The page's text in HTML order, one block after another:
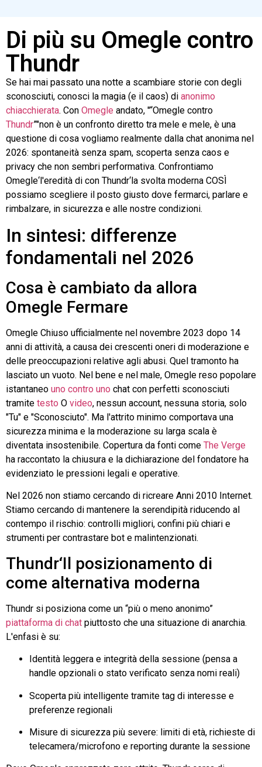
Di più su Omegle contro
Thundr
Se hai mai passato una notte a scambiare storie con degli
sconosciuti, conosci la magia (e il caos) di anonimo
chiacchierata. Con Omegle andato, "“Omegle contro
Thundr”"non è un confronto diretto tra mele e mele, è una
questione di cosa vogliamo realmente dalla chat anonima nel
2026: spontaneità senza spam, scoperta senza caos e
privacy che non sembri performativa. Confrontiamo
Omegle‘l'eredità di con Thundr‘la svolta moderna COSÌ
possiamo scegliere il posto giusto dove fermarci, parlare e
rimbalzare, in sicurezza e alle nostre condizioni.
In sintesi: differenze
fondamentali nel 2026
Cosa è cambiato da allora
Omegle Fermare
Omegle Chiuso ufficialmente nel novembre 2023 dopo 14
anni di attività, a causa dei crescenti oneri di moderazione e
delle preoccupazioni relative agli abusi. Quel tramonto ha
lasciato un vuoto. Nel bene e nel male, Omegle reso popolare
istantaneo uno contro uno chat con perfetti sconosciuti
tramite testo O video, nessun account, nessuna storia, solo
"Tu" e "Sconosciuto". Ma l'attrito minimo comportava una
sicurezza minima e la moderazione su larga scala è
diventata insostenibile. Copertura da fonti come The Verge
ha raccontato la chiusura e la dichiarazione del fondatore ha
evidenziato le pressioni legali e operative.
Nel 2026 non stiamo cercando di ricreare Anni 2010 Internet.
Stiamo cercando di mantenere la serendipità riducendo al
contempo il rischio: controlli migliori, confini più chiari e
strumenti per contrastare bot e malintenzionati.
Thundr‘Il posizionamento di
come alternativa moderna
Thundr si posiziona come un “più o meno anonimo”
piattaforma di chat piuttosto che una situazione di anarchia.
L'enfasi è su:
Identità leggera e integrità della sessione (pensa a
handle opzionali o stato verificato senza nomi reali)
Scoperta più intelligente tramite tag di interesse e
preferenze regionali
Misure di sicurezza più severe: limiti di età, richieste di
telecamera/microfono e reporting durante la sessione